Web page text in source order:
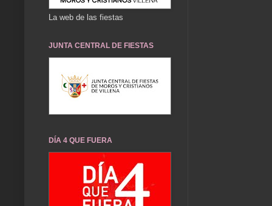
La web de las fiestas
JUNTA CENTRAL DE FIESTAS
DÍA 4 QUE FUERA